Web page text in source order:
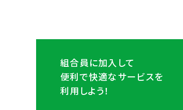
組合員に加入して
便利で快適なサービスを
利用しよう！